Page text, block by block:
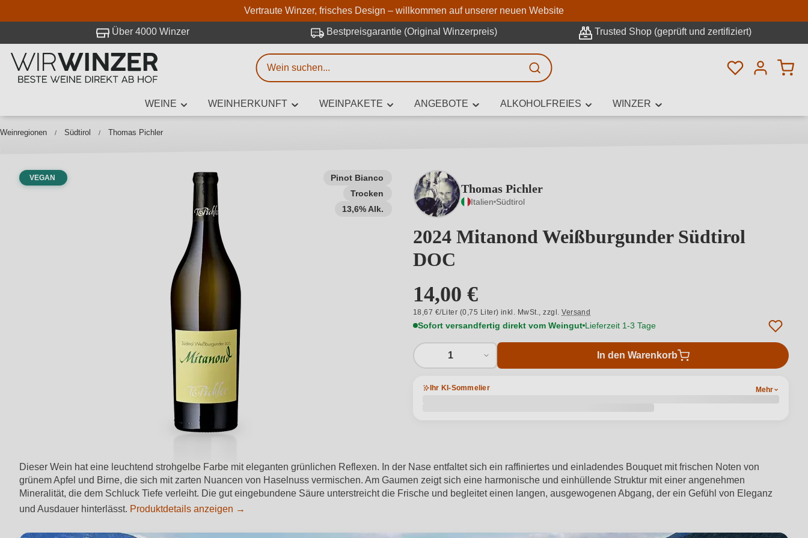
Zum Hauptinhalt springen
Zur Suche springen
Zur Hauptnavigation springen
Vertraute Winzer, frisches Design – willkommen auf unserer neuen Website
Über 4000 Winzer Bestpreisgarantie (Original Winzerpreis) Trusted Shop (geprüft und zertifiziert)
Du hast 0
WEINE WEINHERKUNFT WEINPAKETE ANGEBOTE ALKOHOLFREIES WINZER
Weinregionen Südtirol Thomas Pichler
Pinot Bianco
Trocken
13,6% Alk.
VEGAN
Thomas Pichler
Italien Südtirol
2024 Mitanond Weißburgunder Südtirol
DOC
14,00 €
18,67 €/Liter (0,75 Liter) inkl. MwSt.,zzgl.Versand
Sofort versandfertig direkt vom Weingut Lieferzeit 1-3 Tage
1 In den Warenkorb
Ihr KI-Sommelier Mehr
Dieser Wein hat eine leuchtend strohgelbe Farbe mit eleganten grünlichen Reflexen. In der Nase entfaltet sich ein raffiniertes und einladendes Bouquet mit frischen Noten von
grünem Apfel und Birne, die sich mit zarten Nuancen von Haselnuss vermischen. Am Gaumen zeigt sich eine harmonische und einhüllende Struktur mit einer angenehmen
Mineralität, die dem Schluck Tiefe verleiht. Die gut eingebundene Säure unterstreicht die Frische und begleitet einen langen, ausgewogenen Abgang, der ein Gefühl von Eleganz
und Ausdauer hinterlässt. Produktdetails anzeigen →
Weinsuche
Mindestens 3 Zeichen eingeben
Erweiterte Suche
Beschreiben Sie, welchen Wein Sie suchen – ob nach Geschmack, Anlass, Weinnamen,
Rebsorte, Region, Winzer oder anderen Kriterien.
bei WirWinzer.